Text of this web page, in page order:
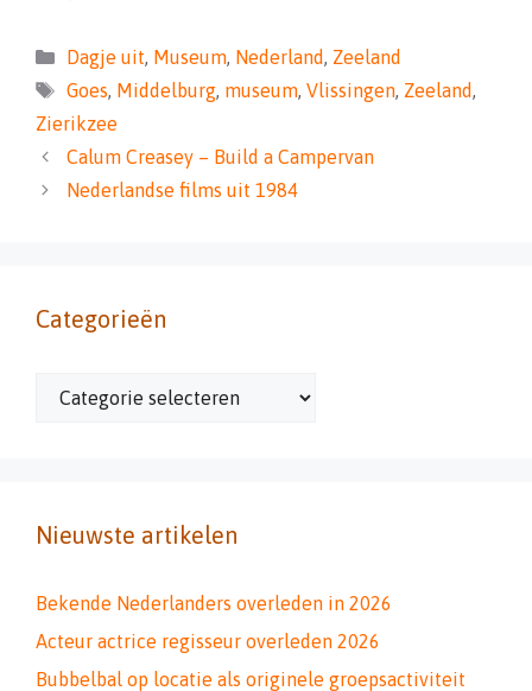
Categorieën
Dagje uit, Museum, Nederland, Zeeland
Tags
Goes, Middelburg, museum, Vlissingen, Zeeland,
Zierikzee
Calum Creasey – Build a Campervan
Nederlandse films uit 1984
Categorieën
Categorieën
Nieuwste artikelen
Bekende Nederlanders overleden in 2026
Acteur actrice regisseur overleden 2026
Bubbelbal op locatie als originele groepsactiviteit